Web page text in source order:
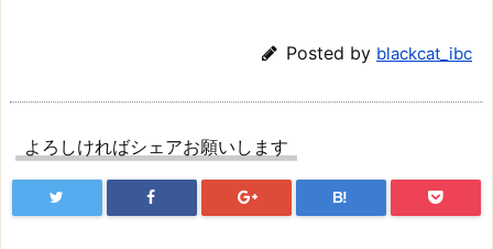
Posted by blackcat_ibc
よろしければシェアお願いします
B!